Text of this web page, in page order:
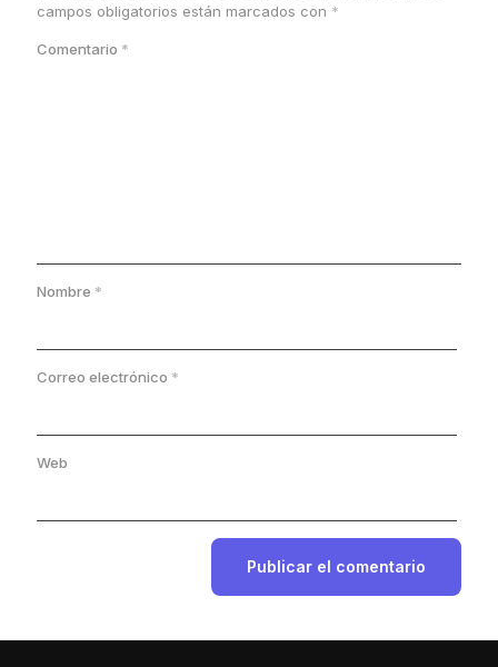
campos obligatorios están marcados con *
Comentario *
Nombre *
Correo electrónico *
Web